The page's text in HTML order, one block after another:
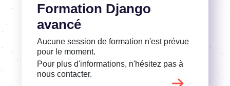
Formation Django
avancé
Aucune session de formation n'est prévue
pour le moment.
Pour plus d'informations, n'hésitez pas à
nous contacter.